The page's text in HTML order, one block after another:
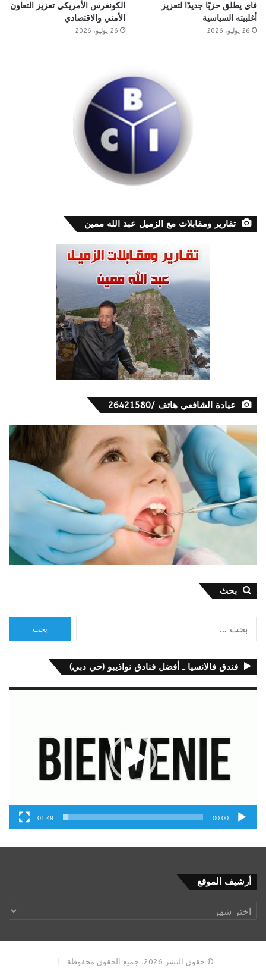
فاي يطلق حزبًا جديدًا لتعزيز
أغلبيته السياسية
26 يوليو، 2026
الكونغرس الأمريكي تعزيز التعاون
الأمني والاقتصادي
26 يوليو، 2026
تقارير ومقابلات مع الزميل عبد الله ممين
عيادة الشافعي هاتف /26421580
بحث
فندق فالانسيا ـ أفضل فنادق نواذيبو (حي دبي)
مشغل
00:00
01:49
أرشيف الموقع
أرشيف
الموقع
© حقوق النشر 2026، جميع الحقوق محفوظة |